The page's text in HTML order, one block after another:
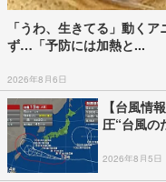
「うわ、生きてる」動く
ず…「予防には加熱と...
2026年8月6日
【台風情
圧“台風
2026年8月5日